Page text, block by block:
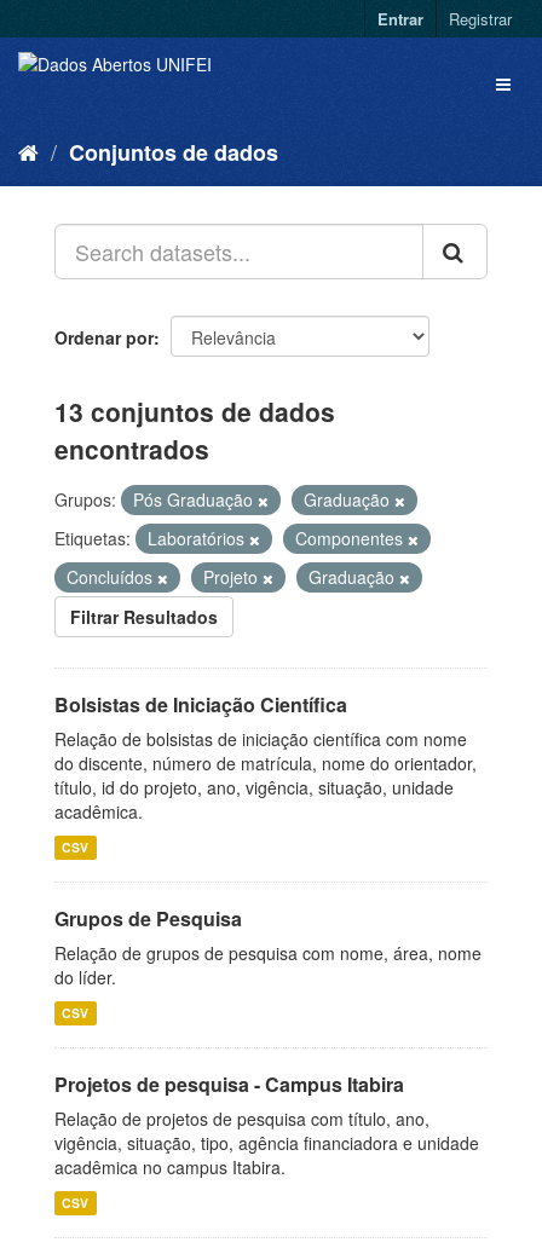
Entrar Registrar
Conjuntos de dados
Ordenar por
13 conjuntos de dados
encontrados
Grupos: Pós Graduação
Graduação
Etiquetas:
Laboratórios
Componentes
Concluídos
Projeto
Graduação
Filtrar Resultados
Bolsistas de Iniciação Científica
Relação de bolsistas de iniciação científica com nome
do discente, número de matrícula, nome do orientador,
título, id do projeto, ano, vigência, situação, unidade
acadêmica.
CSV
Grupos de Pesquisa
Relação de grupos de pesquisa com nome, área, nome
do líder.
CSV
Projetos de pesquisa - Campus Itabira
Relação de projetos de pesquisa com título, ano,
vigência, situação, tipo, agência financiadora e unidade
acadêmica no campus Itabira.
CSV